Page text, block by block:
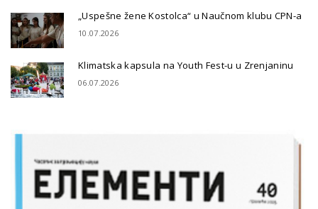
„Uspešne žene Kostolca“ u Naučnom klubu CPN-a
10.07.2026
Klimatska kapsula na Youth Fest-u u Zrenjaninu
06.07.2026